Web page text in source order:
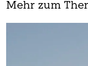
Mehr zum